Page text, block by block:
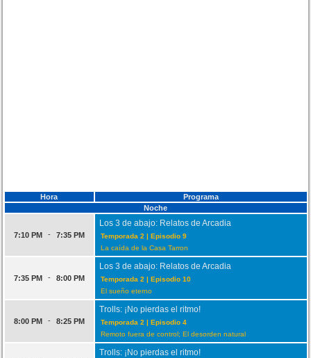
Hora
Programa
Noche
7:10 PM - 7:35 PM
Los 3 de abajo: Relatos de Arcadia
Temporada 2 | Episodio 9
La caída de la Casa Tarron
7:35 PM - 8:00 PM
Los 3 de abajo: Relatos de Arcadia
Temporada 2 | Episodio 10
El sueño eterno
8:00 PM - 8:25 PM
Trolls: ¡No pierdas el ritmo!
Temporada 2 | Episodio 4
Remoto fuera de control; El desorden natural
Trolls: ¡No pierdas el ritmo!